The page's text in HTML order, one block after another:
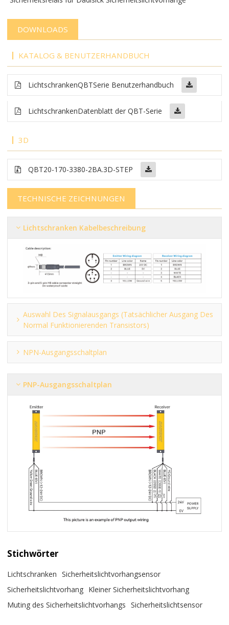
DOWNLOADS
KATALOG & BENUTZERHANDBUCH
LichtschrankenQBTSerie Benutzerhandbuch
LichtschrankenDatenblatt der QBT-Serie
3D
QBT20-170-3380-2BA.3D-STEP
TECHNISCHE ZEICHNUNGEN
Lichtschranken Kabelbeschreibung
Auswahl Des Signalausgangs (tatsächlicher Ausgang Des
Normal Funktionierenden Transistors)
NPN-Ausgangsschaltplan
PNP-Ausgangsschaltplan
Stichwörter
Lichtschranken
Sicherheitslichtvorhangsensor
Sicherheitslichtvorhang Kleiner Sicherheitslichtvorhang
Muting des Sicherheitslichtvorhangs
Sicherheitslichtsensor